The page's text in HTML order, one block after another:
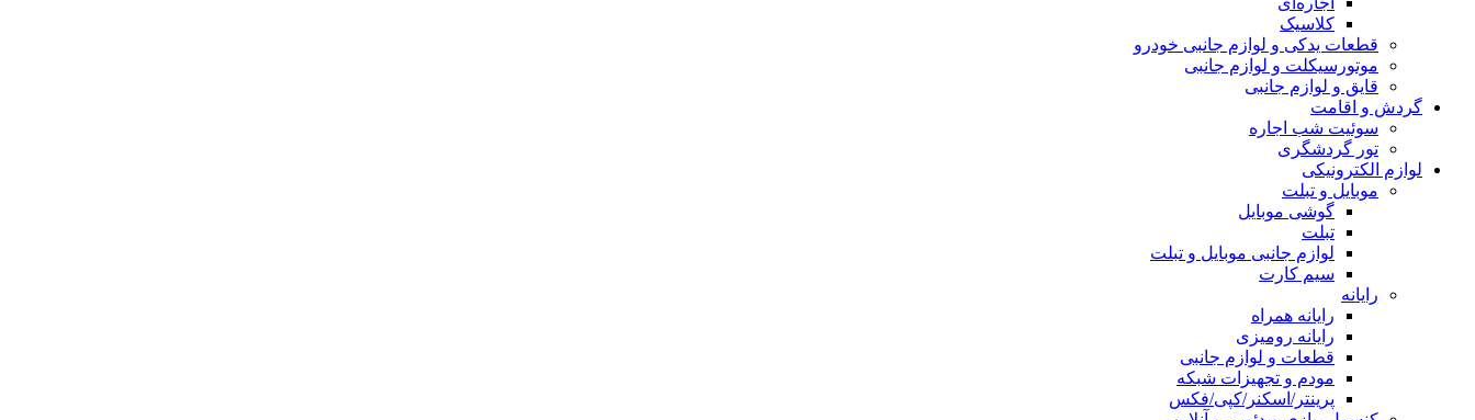
کلاسیک
قطعات یدکی و لوازم جانبی خودرو
موتورسیکلت و لوازم جانبی
قایق و لوازم جانبی
گردش و اقامت
سوئیت شب اجاره
تور گردشگری
لوازم الکترونیکی
موبایل و تبلت
گوشی موبایل
تبلت
لوازم جانبی موبایل و تبلت
سیم کارت
رایانه
رایانه همراه
رایانه رومیزی
قطعات و لوازم جانبی
مودم و تجهیزات شبکه
پرینتر/اسکنر/کپی/فکس